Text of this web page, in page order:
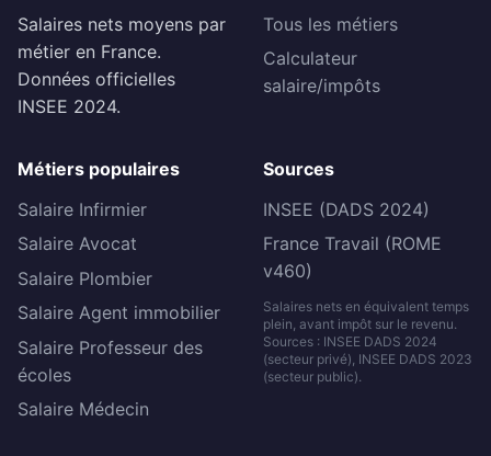
Salaires nets moyens par
métier en France.
Données officielles
INSEE 2024.
Tous les métiers
Calculateur
salaire/impôts
Métiers populaires
Salaire Infirmier
Salaire Avocat
Salaire Plombier
Salaire Agent immobilier
Salaire Professeur des
écoles
Salaire Médecin
Sources
INSEE (DADS 2024)
France Travail (ROME
v460)
Salaires nets en équivalent temps
plein, avant impôt sur le revenu.
Sources : INSEE DADS 2024
(secteur privé), INSEE DADS 2023
(secteur public).